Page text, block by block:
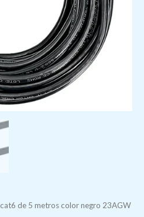
de 5 metros color negro 23AGW